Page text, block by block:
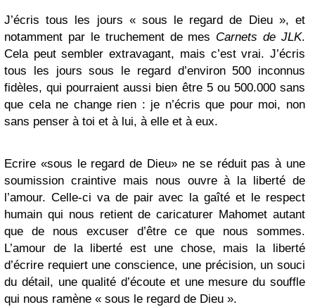
J’écris tous les jours « sous le regard de Dieu », et
notamment par le truchement de mes Carnets de JLK.
Cela peut sembler extravagant, mais c’est vrai. J’écris
tous les jours sous le regard d’environ 500 inconnus
fidèles, qui pourraient aussi bien être 5 ou 500.000 sans
que cela ne change rien : je n’écris que pour moi, non
sans penser à toi et à lui, à elle et à eux.
Ecrire «sous le regard de Dieu» ne se réduit pas à une
soumission craintive mais nous ouvre à la liberté de
l’amour. Celle-ci va de pair avec la gaîté et le respect
humain qui nous retient de caricaturer Mahomet autant
que de nous excuser d’être ce que nous sommes.
L’amour de la liberté est une chose, mais la liberté
d’écrire requiert une conscience, une précision, un souci
du détail, une qualité d’écoute et une mesure du souffle
qui nous ramène « sous le regard de Dieu ».